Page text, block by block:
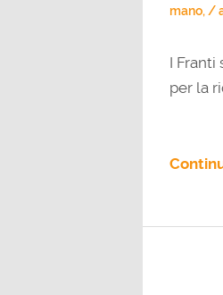
mano, /
I Franti
per la